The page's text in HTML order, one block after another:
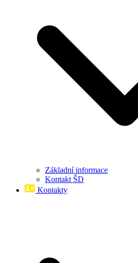
Základní informace
Kontakt ŠD
Kontakty